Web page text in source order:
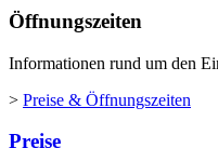
Öffnungszeiten
Informationen rund um den
> Preise & Öffnungszeiten
Preise